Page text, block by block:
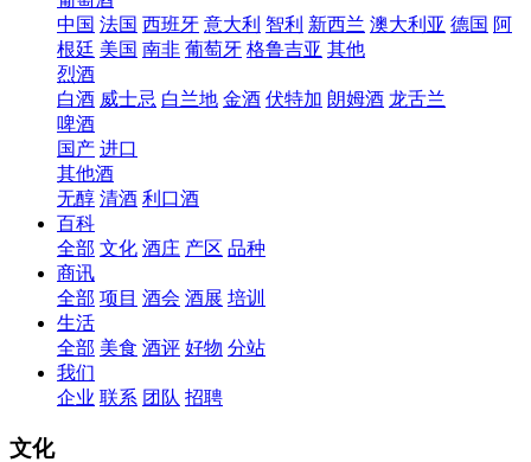
中国 法国 西班牙 意大利 智利 新西兰 澳大利亚 德国 阿
根廷 美国 南非 葡萄牙 格鲁吉亚 其他
烈酒
白酒 威士忌 白兰地 金酒 伏特加 朗姆酒 龙舌兰
啤酒
国产 进口
其他酒
无醇 清酒 利口酒
百科
全部 文化 酒庄 产区 品种
商讯
全部 项目 酒会 酒展 培训
生活
全部 美食 酒评 好物 分站
我们
企业 联系 团队 招聘
文化